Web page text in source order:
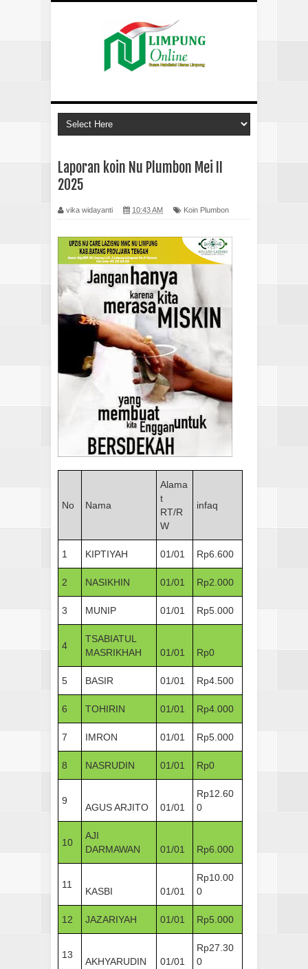
Laporan koin Nu Plumbon Mei II
2025
vika widayanti 10:43 AM Koin Plumbon
No Nama
Alama
t
RT/R
W
infaq
1 KIPTIYAH 01/01 Rp6.600
2 NASIKHIN 01/01 Rp2.000
3 MUNIP 01/01 Rp5.000
4
TSABIATUL
MASRIKHAH
01/01 Rp0
5 BASIR 01/01 Rp4.500
6 TOHIRIN 01/01 Rp4.000
7 IMRON 01/01 Rp5.000
8 NASRUDIN 01/01 Rp0
9
AGUS ARJITO 01/01
Rp12.60
0
10
AJI
DARMAWAN
01/01 Rp6.000
11
KASBI 01/01
Rp10.00
0
12 JAZARIYAH 01/01 Rp5.000
13
AKHYARUDIN 01/01
Rp27.30
0